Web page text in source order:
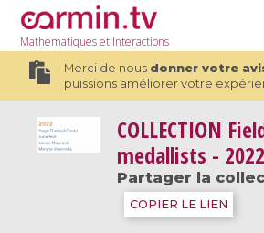
Mathématiqueset Interactions
Merci de nous donner votre
puissions améliorer votre
COLLECTION
medallists - 2022
Partager la
COPIER LE LIEN